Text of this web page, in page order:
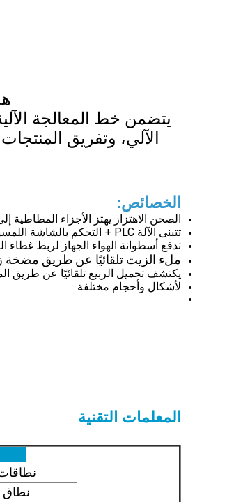
يتضمن خط المعالجة
الآلي، وتفريق
الخصائص:
الصحن الاهتزاز يهتز الأجزاء المطاطية
تتبنى الآلة PLC + التحكم بالشاشة اللمسية الصناعية ، والتشغيل البسيط ، والبيانات البديهية ، وفقًا لمتطلبات مختلف الجمارك غير القياسية.
تدفع أسطوانة الهواء الجهاز لربط غطاء
ملء الزيت تلقائيًا عن طريق مضخة
يكتشف تحميل الربيع تلقائيًا عن طريق
لأشكال وأحجام مختلفة
المعلمات التقنية
نطاق